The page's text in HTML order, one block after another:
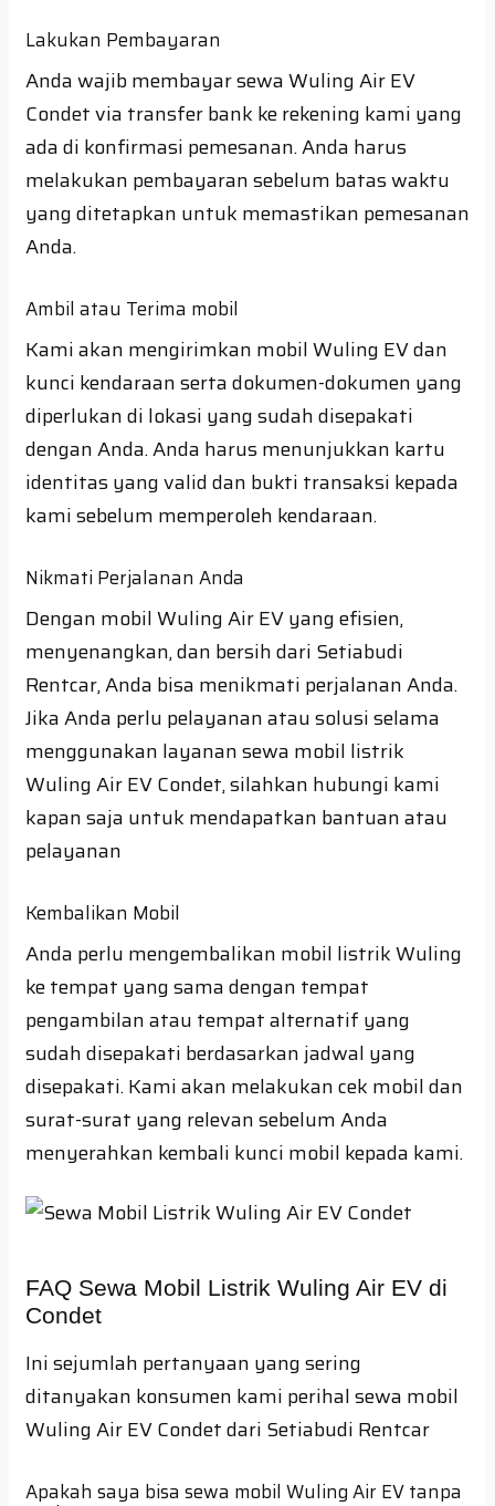
Lakukan Pembayaran
Anda wajib membayar sewa Wuling Air EV
Condet via transfer bank ke rekening kami yang
ada di konfirmasi pemesanan. Anda harus
melakukan pembayaran sebelum batas waktu
yang ditetapkan untuk memastikan pemesanan
Anda.
Ambil atau Terima mobil
Kami akan mengirimkan mobil Wuling EV dan
kunci kendaraan serta dokumen-dokumen yang
diperlukan di lokasi yang sudah disepakati
dengan Anda. Anda harus menunjukkan kartu
identitas yang valid dan bukti transaksi kepada
kami sebelum memperoleh kendaraan.
Nikmati Perjalanan Anda
Dengan mobil Wuling Air EV yang efisien,
menyenangkan, dan bersih dari Setiabudi
Rentcar, Anda bisa menikmati perjalanan Anda.
Jika Anda perlu pelayanan atau solusi selama
menggunakan layanan sewa mobil listrik
Wuling Air EV Condet, silahkan hubungi kami
kapan saja untuk mendapatkan bantuan atau
pelayanan
Kembalikan Mobil
Anda perlu mengembalikan mobil listrik Wuling
ke tempat yang sama dengan tempat
pengambilan atau tempat alternatif yang
sudah disepakati berdasarkan jadwal yang
disepakati. Kami akan melakukan cek mobil dan
surat-surat yang relevan sebelum Anda
menyerahkan kembali kunci mobil kepada kami.
FAQ Sewa Mobil Listrik Wuling Air EV di
Condet
Ini sejumlah pertanyaan yang sering
ditanyakan konsumen kami perihal sewa mobil
Wuling Air EV Condet dari Setiabudi Rentcar
Apakah saya bisa sewa mobil Wuling Air EV tanpa